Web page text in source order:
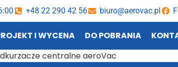
+48 22 290 42 56 biuro@aerovac.pl
I WYCENA DO POBRANIA